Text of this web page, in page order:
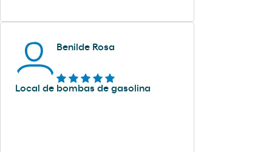
Benilde Rosa
Local de bombas de gasolina